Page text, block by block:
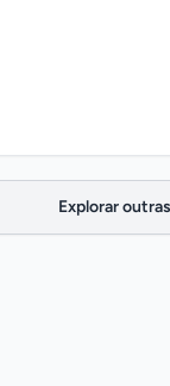
Explorar